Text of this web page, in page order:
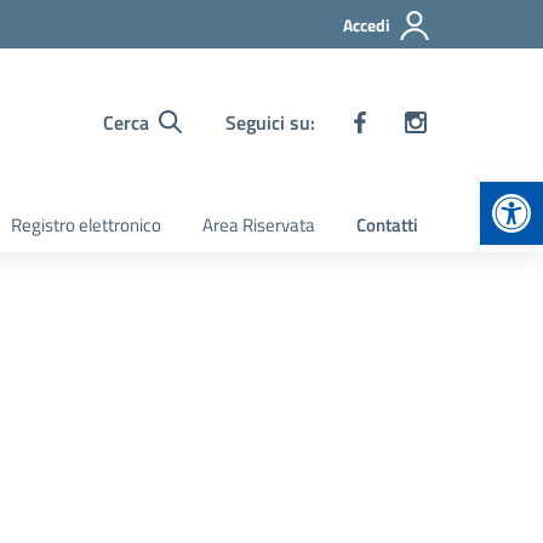
Accedi
Cerca Seguici su:
Registro elettronico Area Riservata Contatti